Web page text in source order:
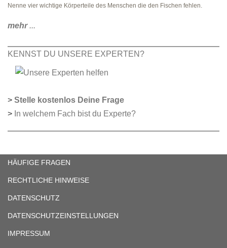
Nenne vier wichtige Körperteile des Menschen die den Fischen fehlen.
mehr...
KENNST DU UNSERE EXPERTEN?
> Stelle kostenlos Deine Frage
> In welchem Fach bist du Experte?
HÄUFIGE FRAGEN
RECHTLICHE HINWEISE
DATENSCHUTZ
DATENSCHUTZEINSTELLUNGEN
IMPRESSUM